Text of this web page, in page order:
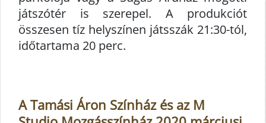
játszótér is szerepel. A produkciót
összesen tíz helyszínen játsszák 21:30-tól,
időtartama 20 perc.
A Tamási Áron Színház és az M